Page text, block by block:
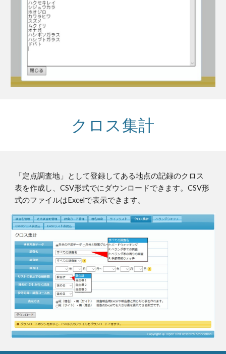
クロス集計
「定点調査地」として登録してある地点の記録のクロス
表を作成し、CSV形式でにダウンロードできます。CSV形
式のファイルはExcelで表示できます。